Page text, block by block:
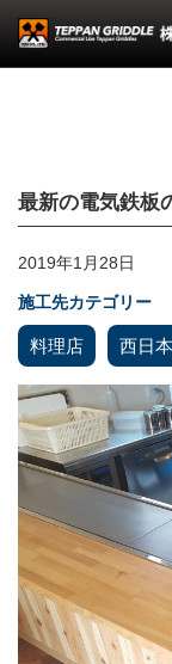
最新の電気鉄板
2019年1月28日
施工先カテゴリー
料理店 西日